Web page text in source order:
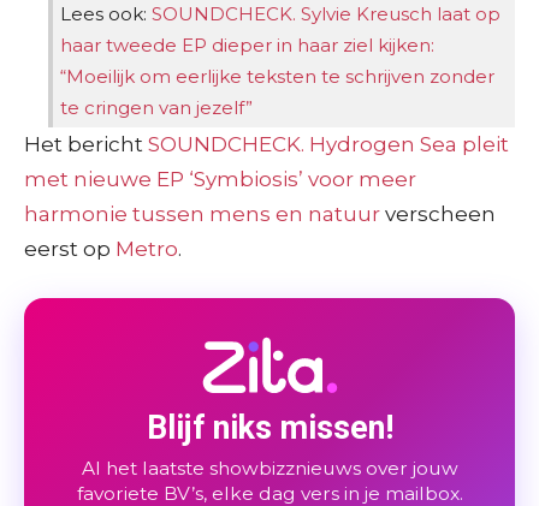
Lees ook: SOUNDCHECK. Sylvie Kreusch laat op
haar tweede EP dieper in haar ziel kijken:
“Moeilijk om eerlijke teksten te schrijven zonder
te cringen van jezelf”
Het bericht SOUNDCHECK. Hydrogen Sea pleit
met nieuwe EP ‘Symbiosis’ voor meer
harmonie tussen mens en natuur verscheen
eerst op Metro.
Blijf niks missen!
Al het laatste showbizznieuws over jouw
favoriete BV’s, elke dag vers in je mailbox.